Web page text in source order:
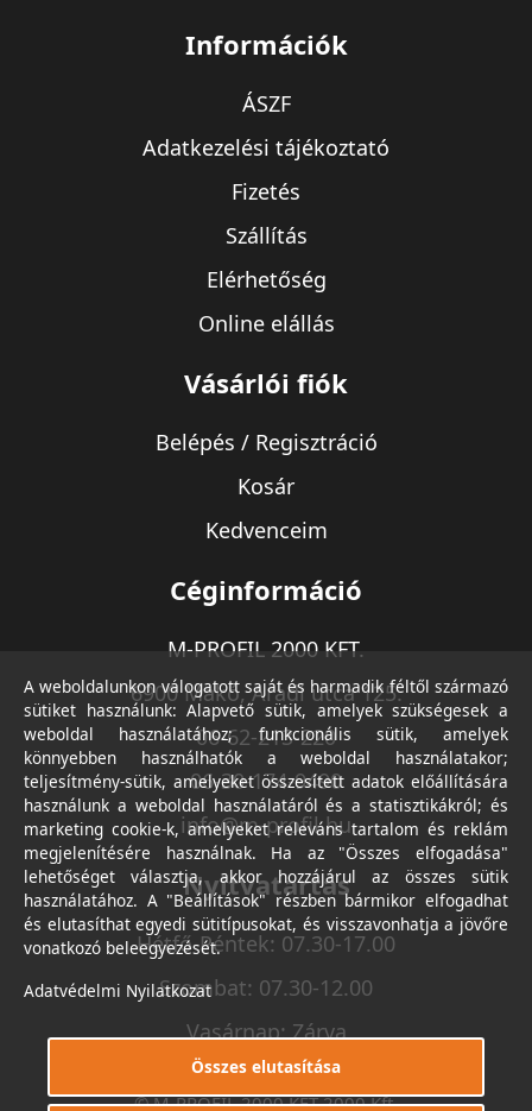
Információk
ÁSZF
Adatkezelési tájékoztató
Fizetés
Szállítás
Elérhetőség
Online elállás
Vásárlói fiók
Belépés / Regisztráció
Kosár
Kedvenceim
Céginformáció
M-PROFIL 2000 KFT.
6900 Makó, Aradi utca 125.
06-62-213-220
06-30-174-9490
info@m-profil.hu
Nyitvatartás
Hétfő-Péntek: 07.30-17.00
Szombat: 07.30-12.00
Vasárnap: Zárva
© M-PROFIL 2000 KFT 2000 Kft.
A weboldalunkon válogatott saját és harmadik féltől származó
sütiket használunk: Alapvető sütik, amelyek szükségesek a
weboldal használatához; funkcionális sütik, amelyek
könnyebben használhatók a weboldal használatakor;
teljesítmény-sütik, amelyeket összesített adatok előállítására
használunk a weboldal használatáról és a statisztikákról; és
marketing cookie-k, amelyeket releváns tartalom és reklám
megjelenítésére használnak. Ha az "Összes elfogadása"
lehetőséget választja, akkor hozzájárul az összes sütik
használatához. A "Beállítások" részben bármikor elfogadhat
és elutasíthat egyedi sütitípusokat, és visszavonhatja a jövőre
vonatkozó beleegyezését.
Adatvédelmi Nyilatkozat
Összes elutasítása